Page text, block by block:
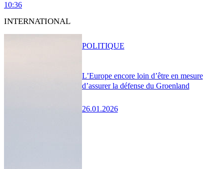
10:36
INTERNATIONAL
L’Europe encore loin d’être en mesure
d’assurer la défense du Groenland
26.01.2026
POLITIQUE